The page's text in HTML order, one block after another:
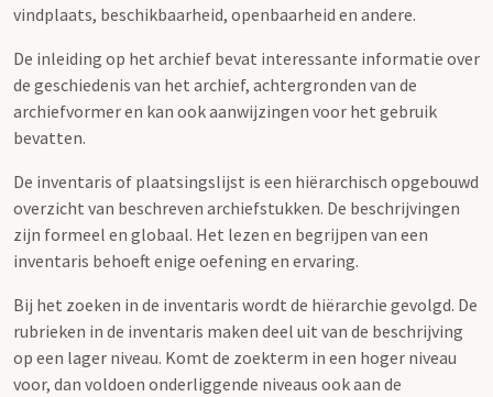
vindplaats, beschikbaarheid, openbaarheid en andere.
De inleiding op het archief bevat interessante informatie over
de geschiedenis van het archief, achtergronden van de
archiefvormer en kan ook aanwijzingen voor het gebruik
bevatten.
De inventaris of plaatsingslijst is een hiërarchisch opgebouwd
overzicht van beschreven archiefstukken. De beschrijvingen
zijn formeel en globaal. Het lezen en begrijpen van een
inventaris behoeft enige oefening en ervaring.
Bij het zoeken in de inventaris wordt de hiërarchie gevolgd. De
rubrieken in de inventaris maken deel uit van de beschrijving
op een lager niveau. Komt de zoekterm in een hoger niveau
voor, dan voldoen onderliggende niveaus ook aan de